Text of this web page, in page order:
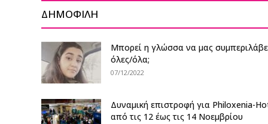
ΔΗΜΟΦΙΛΗ
Μπορεί η γλώσσα να μας
όλες/όλα;
07/12/2022
Δυναμική επιστροφή για Philoxenia-
από τις 12 έως τις 14 Νοεμβρίου